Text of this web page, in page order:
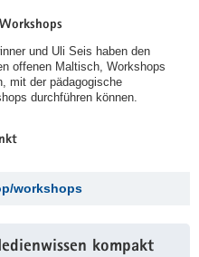
und Uli Seis haben den
offenen Maltisch, Workshops
mit der pädagogische
durchführen können.
workshops
kompakt